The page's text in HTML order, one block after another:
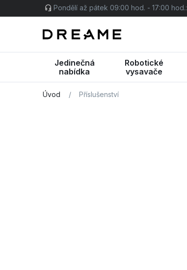
Pondělí až pátek 09:00 hod. - 17:00 hod.:
Jedinečná
nabídka
Robotické
vysavače
Úvod / Příslušenství